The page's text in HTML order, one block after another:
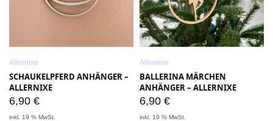
Allernixe
SCHAUKELPFERD ANHÄNGER –
ALLERNIXE
6,90 €
inkl. 19 % MwSt.
Allernixe
BALLERINA MÄRCHEN
ANHÄNGER – ALLERNIXE
6,90 €
inkl. 19 % MwSt.